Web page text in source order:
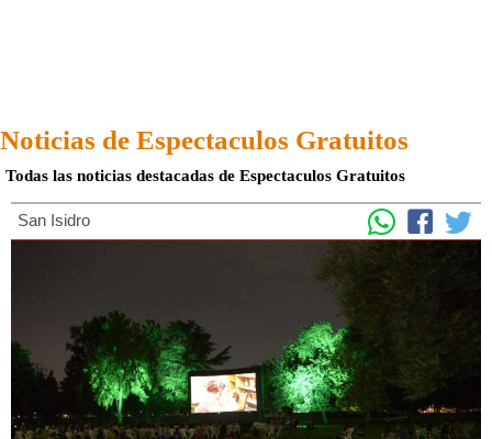
Noticias de Espectaculos Gratuitos
Todas las noticias destacadas de Espectaculos Gratuitos
San Isidro